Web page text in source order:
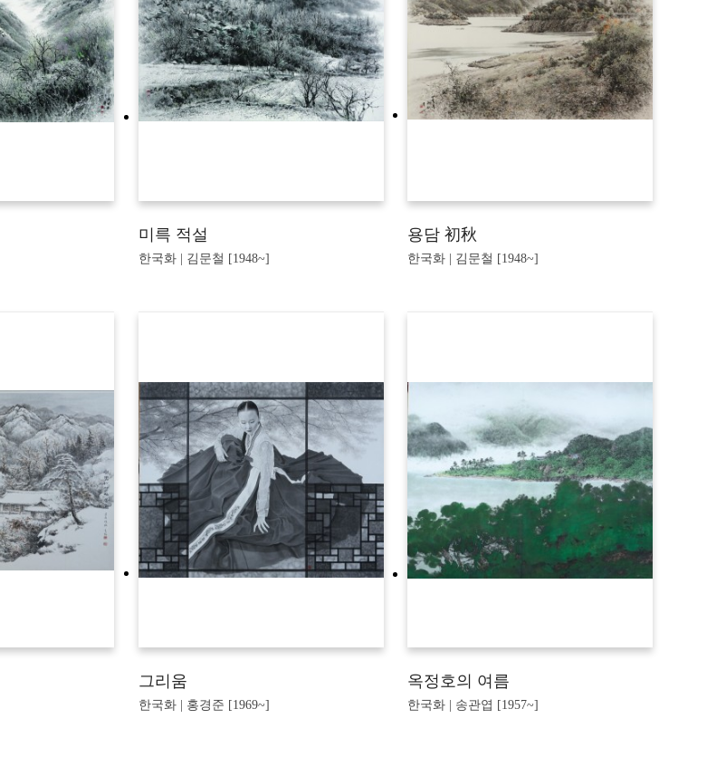
미륵 적설
한국화 | 김문철 [1948~]
용담 初秋
한국화 | 김문철 [1948~]
그리움
한국화 | 홍경준 [1969~]
옥정호의 여름
한국화 | 송관엽 [1957~]